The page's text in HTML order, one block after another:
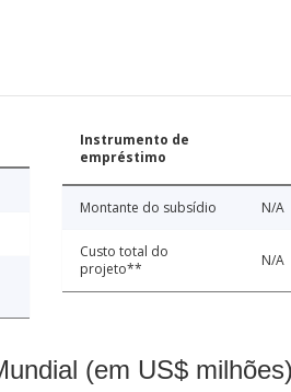
Instrumento de
empréstimo
Montante do subsídio N/A
Custo total do
projeto**
N/A
(em US$